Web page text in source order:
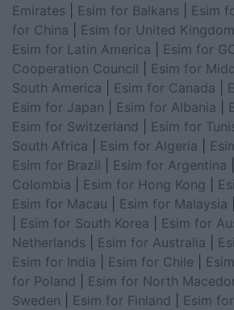
Emirates
Esim for Balkans Esim
for China
Esim for United Kingdom
Esim for Latin America
Esim for
Cooperation Council
Esim for
South America
Esim for Canada
Esim for Japan
Esim for Albania
Esim for Switzerland
Esim for
South Africa
Esim for Algeria
Esim for Brazil
Esim for Argentina
Colombia
Esim for Hong Kong
Esim for Macau
Esim for Malaysia
Esim for South Korea Esim for
Netherlands
Esim for Australia
Esim for India
Esim for Chile
for Poland
Esim for North
Sweden
Esim for Finland Esim